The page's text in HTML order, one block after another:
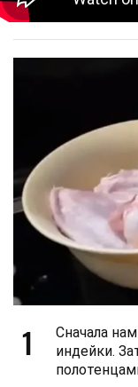
1
Сначала
индейки.